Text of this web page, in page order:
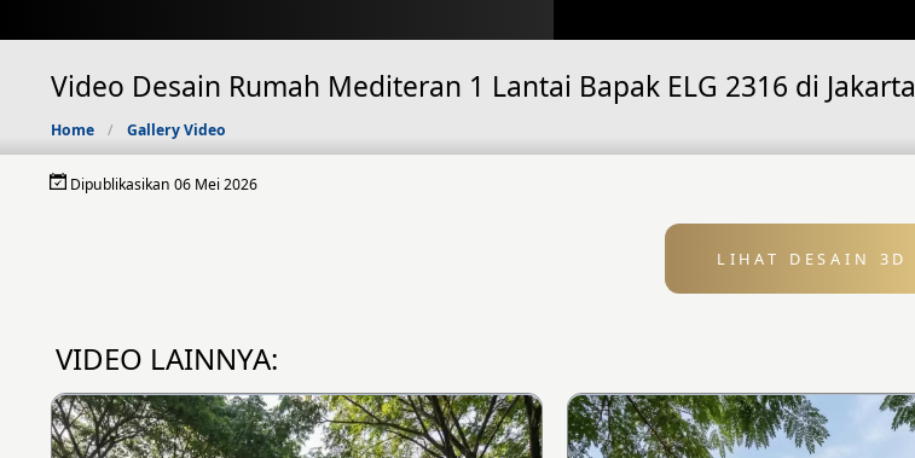
Video Desain Rumah Mediteran 1 Lantai Bapak ELG 2316 di Jakarta
Home Gallery Video
Dipublikasikan 06 Mei 2026
LIHAT DESAIN 3D
VIDEO LAINNYA: